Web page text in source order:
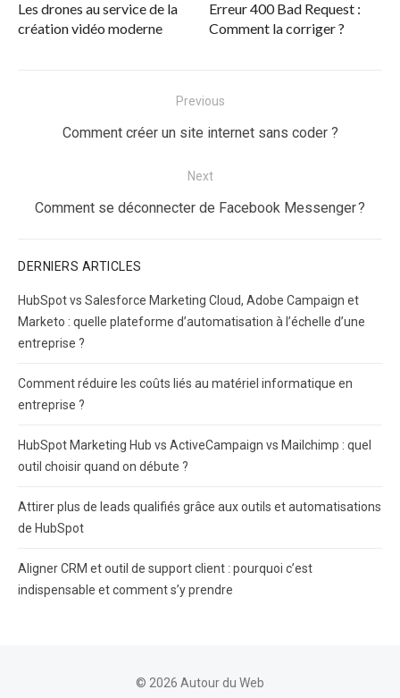
Les drones au service de la
création vidéo moderne
Erreur 400 Bad Request :
Comment la corriger ?
Previous
Previous
Comment créer un site internet sans coder ?
Next
Next
Comment se déconnecter de Facebook Messenger ?
DERNIERS ARTICLES
HubSpot vs Salesforce Marketing Cloud, Adobe Campaign et
Marketo : quelle plateforme d’automatisation à l’échelle d’une
entreprise ?
Comment réduire les coûts liés au matériel informatique en
entreprise ?
HubSpot Marketing Hub vs ActiveCampaign vs Mailchimp : quel
outil choisir quand on débute ?
Attirer plus de leads qualifiés grâce aux outils et automatisations
de HubSpot
Aligner CRM et outil de support client : pourquoi c’est
indispensable et comment s’y prendre
© 2026 Autour du Web